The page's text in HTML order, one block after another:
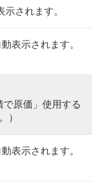
されます。
表示されます。
で原価」使用する
）
表示されます。